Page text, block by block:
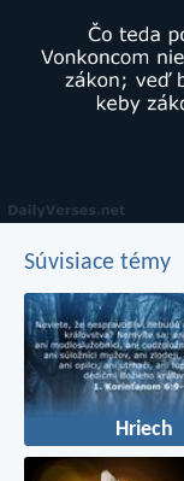
Súvisiace témy
Hriech